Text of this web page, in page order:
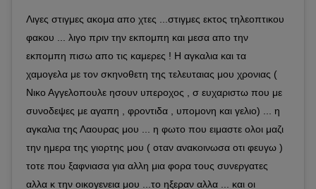
Λιγες στιγμες ακομα απο χτες ...στιγμες εκτος τηλεοπτικου
φακου ... λιγο πριν την εκπομπη και μεσα απο την
εκπομπη πισω απο τις καμερες ! Η αγκαλια και τα
χαμογελα με τον σκηνοθετη της τελευταιας μου χρονιας (
Νικο Αγγελοπουλε ησουν υπεροχος , σ ευχαριστω που με
συνοδεψες με αγαπη , φροντιδα , υπομονη και γελιο) ... η
αγκαλια της Λαουρας μου ... η φωτο που ειμαστε ολοι μαζι
την ημερα της γιορτης μου ( οταν ανακοινωσα οτι φευγω )
τοτε που ξαφνιασα για αλλη μια φορα τους συνεργατες
αλλα κ την οικογενεια μου ...το ηξεραν αλλα ... και οι